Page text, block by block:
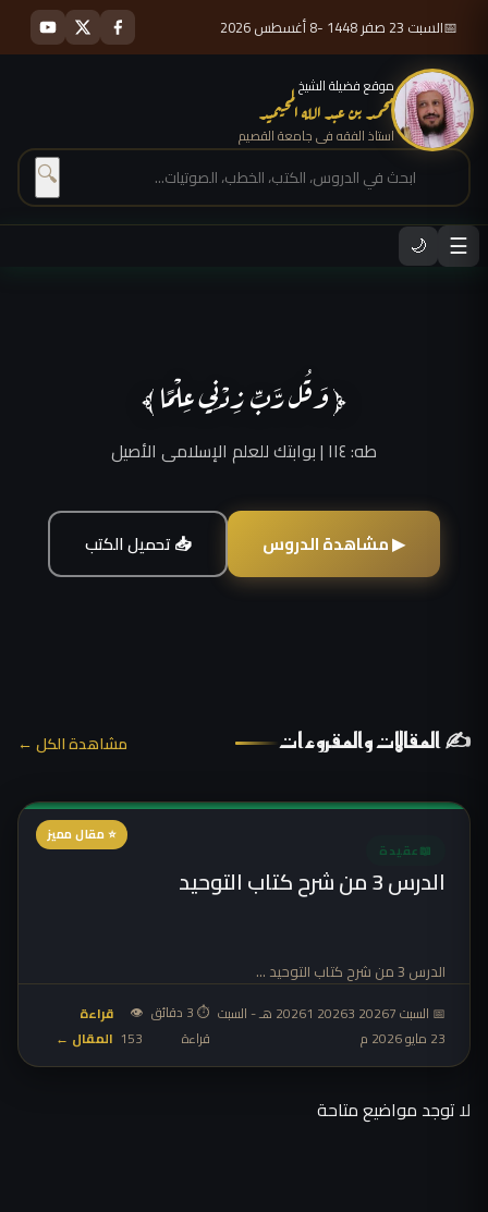
📅السبت 23 صفر 1448 -8 أغسطس 2026
موقع فضيلة الشيخ
محمد بن عبد الله المحيميد
استاذ الفقه فى جامعة القصيم
🔍
☰
🌙
﴿ وَقُل رَّبِّ زِدْنِي عِلْمًا ﴾
طه: ١١٤ | بوابتك للعلم الإسلامى الأصيل
▶ مشاهدة الدروس 📥 تحميل الكتب
✍ المقالات والمقروءات مشاهدة الكل ←
📖عقيدة
الدرس 3 من شرح كتاب التوحيد
الدرس 3 من شرح كتاب التوحيد ...
📅 السبت 20267 20263 20261 هـ - السبت
23 مايو 2026 م
⏱ 3 دقائق
قراءة
👁
153
قراءة
المقال ←
⭐ مقال مميز
لا توجد مواضيع متاحة